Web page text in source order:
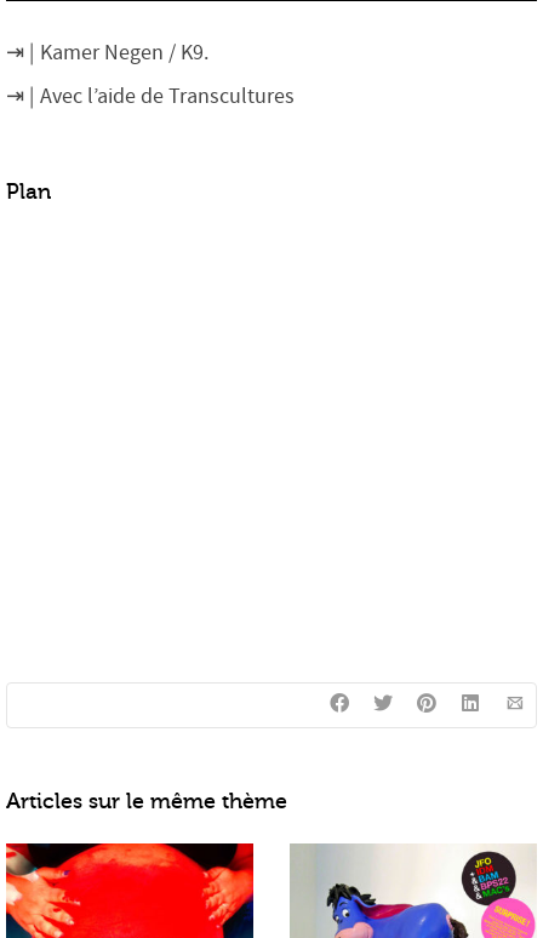
Kamer Negen / K9.
Avec l’aide de Transcultures
Plan
Articles sur le même thème